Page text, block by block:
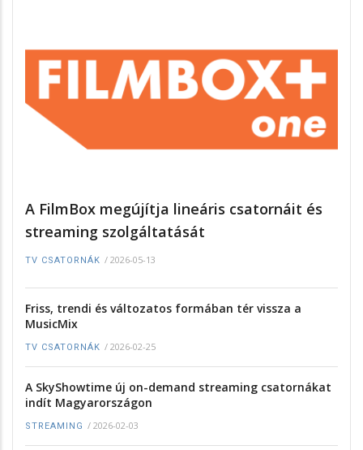
A FilmBox megújítja lineáris csatornáit és
streaming szolgáltatását
TV CSATORNÁK / 2026-05-13
Friss, trendi és változatos formában tér vissza a
MusicMix
TV CSATORNÁK / 2026-02-25
A SkyShowtime új on-demand streaming csatornákat
indít Magyarországon
STREAMING / 2026-02-03